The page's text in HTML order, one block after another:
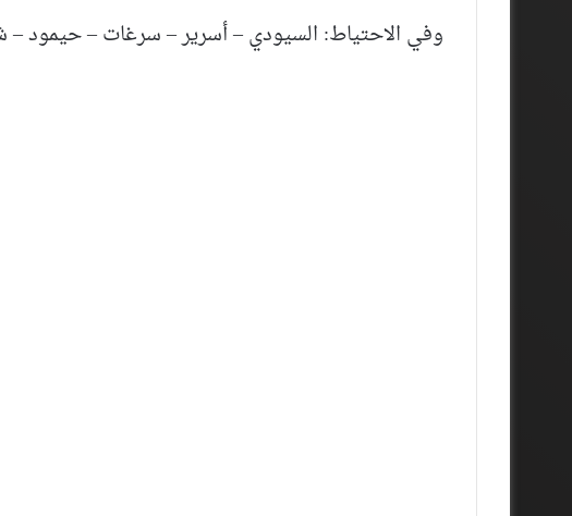
وفي الاحتياط: السيودي – أسرير – سرغات – حيمود –